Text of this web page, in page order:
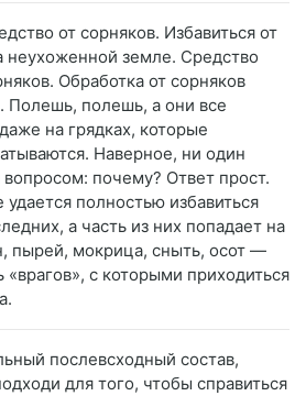
от сорняков. Избавиться от
неухоженной земле. Средство
Обработка от сорняков
Полешь, полешь, а они все
на грядках, которые
Наверное, ни один
вопросом: почему? Ответ прост.
полностью избавиться
а часть из них попадает на
пырей, мокрица, сныть, осот —
«врагов», с которыми приходиться
послевсходный состав,
для того, чтобы справиться